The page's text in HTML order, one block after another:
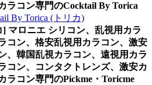
ラコン専門のCocktail By Torica
By Torica (トリカ)
マロニエ シリコン、乱視用カラ
コン、格安乱視用カラコン、激安
、韓国乱視カラコン、遠視用カラ
コン、コンタクトレンズ、激安カ
ラコン専門のPickme・Toricme